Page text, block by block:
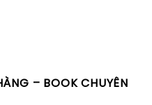
– BOOK CHUYÊN